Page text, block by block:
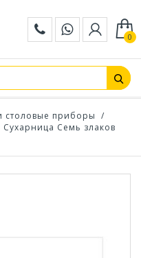
0
столовые приборы /
Сухарница Семь злаков